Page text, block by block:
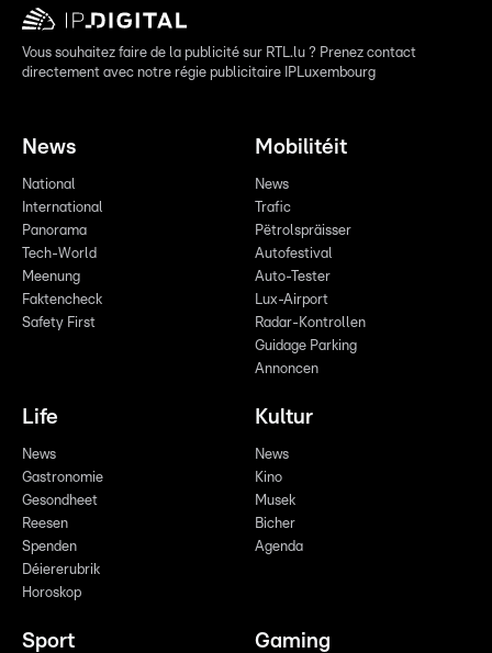
Vous souhaitez faire de la publicité sur RTL.lu ? Prenez contact
directement avec notre régie publicitaire IPLuxembourg
News
National
International
Panorama
Tech-World
Meenung
Faktencheck
Safety First
Mobilitéit
News
Trafic
Pëtrolspräisser
Autofestival
Auto-Tester
Lux-Airport
Radar-Kontrollen
Guidage Parking
Annoncen
Life
News
Gastronomie
Gesondheet
Reesen
Spenden
Déiererubrik
Horoskop
Kultur
News
Kino
Musek
Bicher
Agenda
Sport Gaming